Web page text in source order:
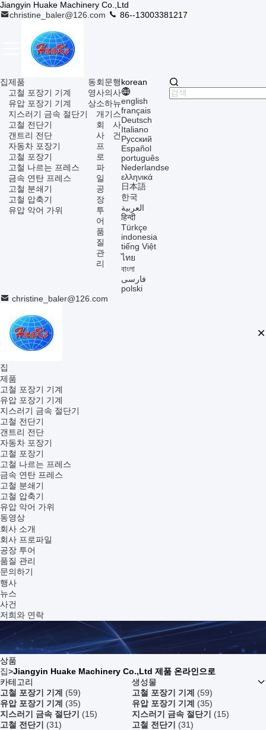
Jiangyin Huake Machinery Co.,Ltd
christine_baler@126.com
86--13003381217
집제품
고철 포장기 기계
유압 포장기 기계
지스러기 금속 절단기
고철 전단기
갠트리 전단
자동차 포장기
고철 포장기
고철 나르는 프레스
금속 연탄 프레스
고철 분쇄기
고철 압축기
유압 악어 가위
동
영
상
회
사
소
개
회
사
프
로
파
일
공
장
투
어
품
질
관
리
문
의
하
기
행
사
뉴
스
사
건
korean
english
français
Deutsch
Italiano
Русский
Español
português
Nederlandse
ελληνικά
日本語
한국
العربية
हिन्दी
Türkçe
indonesia
tiếng Việt
ไทย
বাংলা
فارسی
polski
christine_baler@126.com
집
제품
고철 포장기 기계
유압 포장기 기계
지스러기 금속 절단기
고철 전단기
갠트리 전단
자동차 포장기
고철 포장기
고철 나르는 프레스
금속 연탄 프레스
고철 분쇄기
고철 압축기
유압 악어 가위
동영상
회사 소개
회사 프로파일
공장 투어
품질 관리
문의하기
행사
뉴스
사건
저희와 연락
상품
집>Jiangyin Huake Machinery Co.,Ltd 제품 온라인으로
카테고리
고철 포장기 기계 (59)
유압 포장기 기계 (35)
지스러기 금속 절단기
(15)
고철 전단기
(31)
생성물
고철 포장기 기계 (59)
유압 포장기 기계 (35)
지스러기 금속 절단기
(15)
고철 전단기
(31)